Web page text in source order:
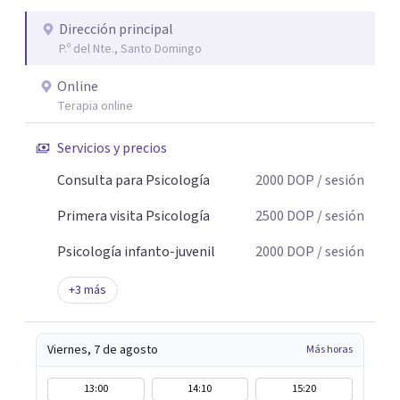
Dirección principal
P.º del Nte., Santo Domingo
Online
Terapia online
Servicios y precios
Consulta para Psicología
2000 DOP / sesión
Primera visita Psicología
2500 DOP / sesión
Psicología infanto-juvenil
2000 DOP / sesión
+3 más
Viernes, 7 de agosto Más horas
13:00 14:10 15:20